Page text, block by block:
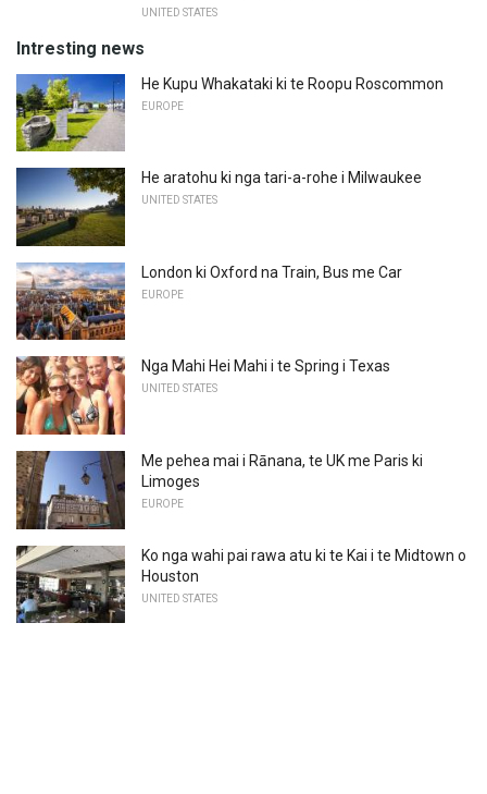
UNITED STATES
Intresting news
He Kupu Whakataki ki te Roopu Roscommon
EUROPE
He aratohu ki nga tari-a-rohe i Milwaukee
UNITED STATES
London ki Oxford na Train, Bus me Car
EUROPE
Nga Mahi Hei Mahi i te Spring i Texas
UNITED STATES
Me pehea mai i Rānana, te UK me Paris ki
Limoges
EUROPE
Ko nga wahi pai rawa atu ki te Kai i te Midtown o
Houston
UNITED STATES